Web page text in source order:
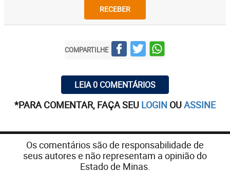
RECEBER
COMPARTILHE
LEIA 0 COMENTÁRIOS
*PARA COMENTAR, FAÇA SEU LOGIN OUASSINE
Os comentários são de responsabilidade de
seus autores e não representam a opinião do
Estado de Minas.